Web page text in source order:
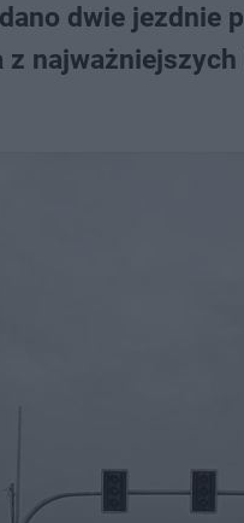
dwie jezdnie
z